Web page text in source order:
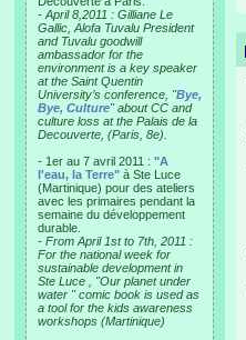
- April 8,2011 : Gilliane Le
Gallic, Alofa Tuvalu President
and Tuvalu goodwill
ambassador for the
environment is a key speaker
at the Saint Quentin
University’s conference, "Bye,
Bye, Culture" about CC and
culture loss at the Palais de la
Decouverte, (Paris, 8e).
- 1er au 7 avril 2011 : "A
l'eau, la Terre" à Ste Luce
(Martinique) pour des ateliers
avec les primaires pendant la
semaine du développement
durable.
- From April 1st to 7th, 2011 :
For the national week for
sustainable development in
Ste Luce , "Our planet under
water " comic book is used as
a tool for the kids awareness
workshops (Martinique)